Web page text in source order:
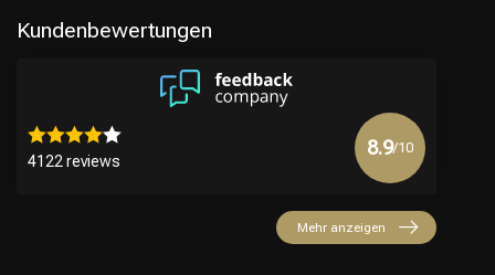
Kundenbewertungen
4122 reviews
8.9/10
Mehr anzeigen